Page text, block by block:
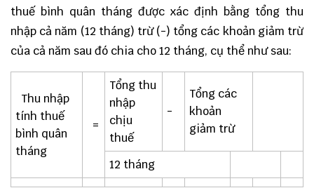
thuế bình quân tháng được xác định bằng tổng thu
nhập cả năm (12 tháng) trừ (-) tổng các khoản giảm trừ
của cả năm sau đó chia cho 12 tháng, cụ thể như sau:
Thu nhập
tính thuế
bình quân
tháng
=
Tổng thu
nhập
chịu
thuế
-
Tổng các
khoản
giảm trừ
12 tháng